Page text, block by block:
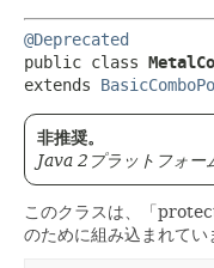
@Deprecated
public class
extends
非推奨。
Java 2プラットフォー
このクラスは、「
のために組み込まれてい